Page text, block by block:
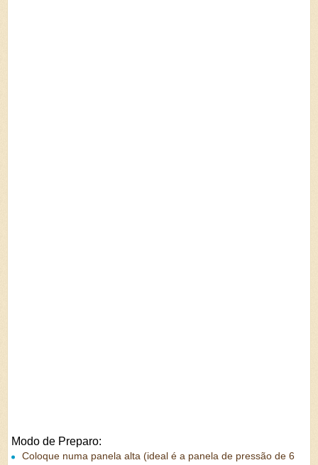
Modo de Preparo:
Coloque numa panela alta (ideal é a panela de pressão de 6